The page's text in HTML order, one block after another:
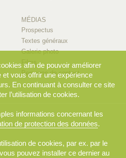
MÉDIAS
Prospectus
Textes généraux
Galerie photo
Films
Personne de contact
afin de pouvoir améliorer
et vous offrir une expérience
En continuant à consulter ce site
l’utilisation de cookies.
informations concernant les
de protection des données.
de cookies, par ex. par le
pouvez installer ce dernier au